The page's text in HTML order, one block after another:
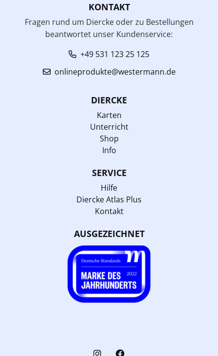
KONTAKT
Fragen rund um Diercke oder zu Bestellungen
beantwortet unser Kundenservice:
+49 531 123 25 125
onlineprodukte@westermann.de
DIERCKE
Karten
Unterricht
Shop
Info
SERVICE
Hilfe
Diercke Atlas Plus
Kontakt
AUSGEZEICHNET